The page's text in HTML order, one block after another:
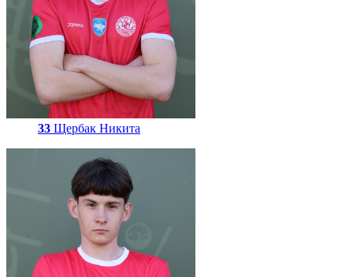
33 Щербак Никита